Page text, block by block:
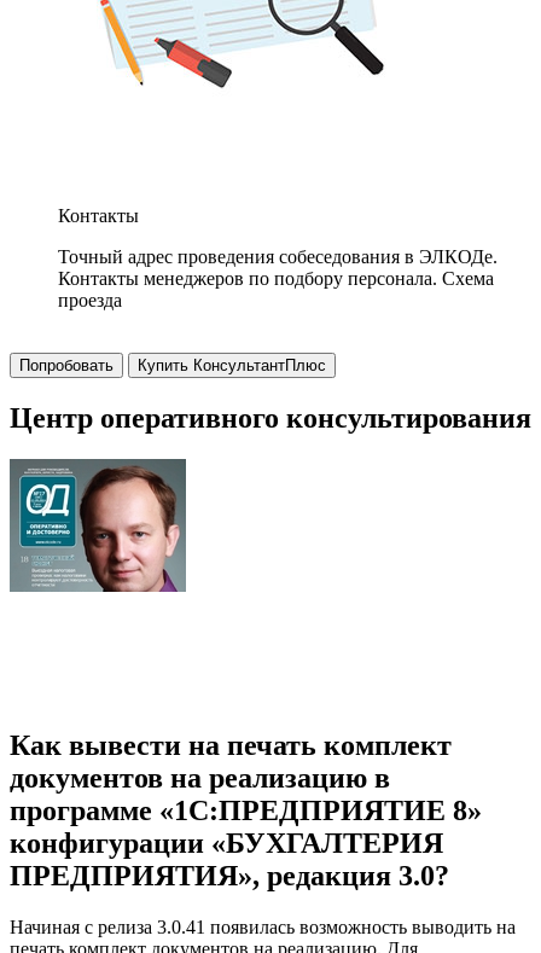
Контакты
Точный адрес проведения собеседования в ЭЛКОДе.
Контакты менеджеров по подбору персонала. Схема
проезда
Попробовать Купить КонсультантПлюс
Центр оперативного консультирования
Как вывести на печать комплект
документов на реализацию в
программе «1С:ПРЕДПРИЯТИЕ 8»
конфигурации «БУХГАЛТЕРИЯ
ПРЕДПРИЯТИЯ», редакция 3.0?
Начиная с релиза 3.0.41 появилась возможность выводить на
печать комплект документов на реализацию. Для